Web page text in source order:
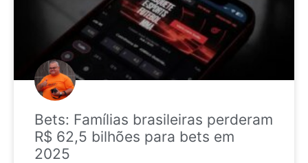
Bets: Famílias brasileiras perderam
R$ 62,5 bilhões para bets em
2025